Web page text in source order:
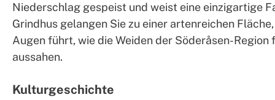
Niederschlag gespeist und weist eine einzigartige
Grindhus gelangen Sie zu einer artenreichen
Augen führt, wie die Weiden der Söderåsen-Region
aussahen.
Kulturgeschichte